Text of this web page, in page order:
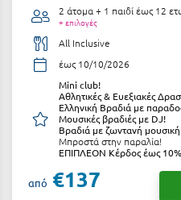
Κόνιτσα
Κόρινθος
Κορώνη
Κουρούτα Ηλείας
Κουφονήσια
Κρήτη
2 άτομα + 1 παιδί έως 12
+ επιλογές
All Inclusive
έως 10/10/2026
Μini club!
Αθλητικές & Ευεξιακές
Ελληνική Βραδιά με
Μουσικές βραδιές με DJ!
Βραδιά με ζωντανή
Μπροστά στην παραλία!
ΕΠΙΠΛΕΟΝ Κέρδος έως
από €137